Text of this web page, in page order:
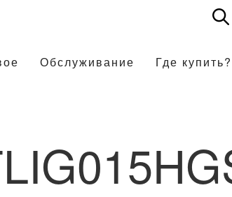
Обслуживание Где купить?